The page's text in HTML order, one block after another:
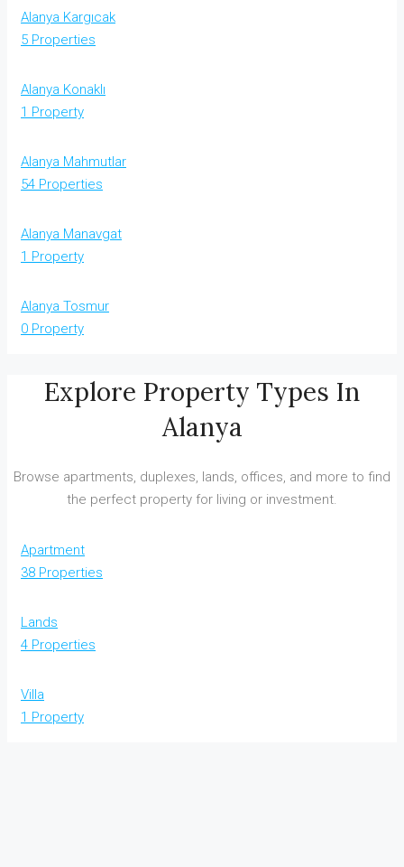
Alanya Kargıcak
5 Properties
Alanya Konaklı
1 Property
Alanya Mahmutlar
54 Properties
Alanya Manavgat
1 Property
Alanya Tosmur
0 Property
Explore Property Types In
Alanya
Browse apartments, duplexes, lands, offices, and more to find
the perfect property for living or investment.
Apartment
38 Properties
Lands
4 Properties
Villa
1 Property